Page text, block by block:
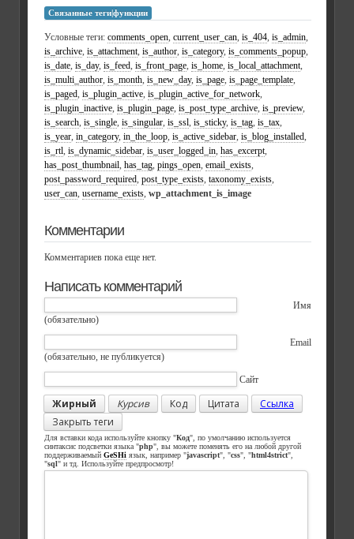
Связанные теги|функции
Условные теги: comments_open, current_user_can, is_404, is_admin,
is_archive, is_attachment, is_author, is_category, is_comments_popup,
is_date, is_day, is_feed, is_front_page, is_home, is_local_attachment,
is_multi_author, is_month, is_new_day, is_page, is_page_template,
is_paged, is_plugin_active, is_plugin_active_for_network,
is_plugin_inactive, is_plugin_page, is_post_type_archive, is_preview,
is_search, is_single, is_singular, is_ssl, is_sticky, is_tag, is_tax,
is_year, in_category, in_the_loop, is_active_sidebar, is_blog_installed,
is_rtl, is_dynamic_sidebar, is_user_logged_in, has_excerpt,
has_post_thumbnail, has_tag, pings_open, email_exists,
post_password_required, post_type_exists, taxonomy_exists,
user_can, username_exists, wp_attachment_is_image
Комментарии
Комментариев пока еще нет.
Написать комментарий
Имя
(обязательно)
Email
(обязательно, не публикуется)
Сайт
Жирный Курсив Код Цитата
Ссылка
Закрыть теги
Для вставки кода используйте кнопку "Код", по умолчанию используется
синтаксис подсветки языка "php", вы можете поменять его на любой другой
поддерживаемый GeSHi язык, например "javascript", "css", "html4strict",
"sql" и тд. Используйте предпросмотр!